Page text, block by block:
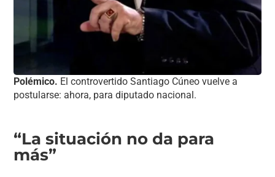
Polémico. El controvertido Santiago Cúneo vuelve a
postularse: ahora, para diputado nacional.
“La situación no da para
más”